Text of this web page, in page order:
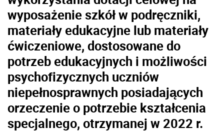
wyposażenie szkół w podręczniki,
materiały edukacyjne lub materiały
ćwiczeniowe, dostosowane do
potrzeb edukacyjnych i możliwości
psychofizycznych uczniów
niepełnosprawnych posiadających
orzeczenie o potrzebie kształcenia
specjalnego, otrzymanej w 2022 r.